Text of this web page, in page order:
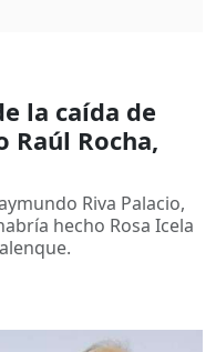
la caída de
Raúl Rocha,
Riva Palacio,
hecho Rosa Icela